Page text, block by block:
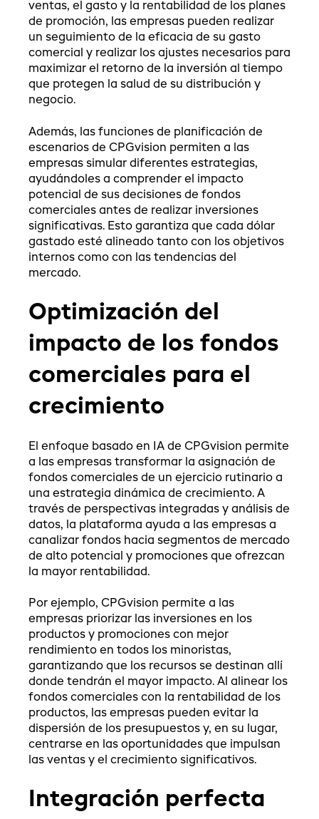
ventas, el gasto y la rentabilidad de los planes
de promoción, las empresas pueden realizar
un seguimiento de la eficacia de su gasto
comercial y realizar los ajustes necesarios para
maximizar el retorno de la inversión al tiempo
que protegen la salud de su distribución y
negocio.
Además, las funciones de planificación de
escenarios de CPGvision permiten a las
empresas simular diferentes estrategias,
ayudándoles a comprender el impacto
potencial de sus decisiones de fondos
comerciales antes de realizar inversiones
significativas. Esto garantiza que cada dólar
gastado esté alineado tanto con los objetivos
internos como con las tendencias del
mercado.
Optimización del
impacto de los fondos
comerciales para el
crecimiento
El enfoque basado en IA de CPGvision permite
a las empresas transformar la asignación de
fondos comerciales de un ejercicio rutinario a
una estrategia dinámica de crecimiento. A
través de perspectivas integradas y análisis de
datos, la plataforma ayuda a las empresas a
canalizar fondos hacia segmentos de mercado
de alto potencial y promociones que ofrezcan
la mayor rentabilidad.
Por ejemplo, CPGvision permite a las
empresas priorizar las inversiones en los
productos y promociones con mejor
rendimiento en todos los minoristas,
garantizando que los recursos se destinan allí
donde tendrán el mayor impacto. Al alinear los
fondos comerciales con la rentabilidad de los
productos, las empresas pueden evitar la
dispersión de los presupuestos y, en su lugar,
centrarse en las oportunidades que impulsan
las ventas y el crecimiento significativos.
Integración perfecta